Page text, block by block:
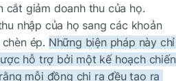
cắt giảm doanh thu của họ.
nhập của họ sang các khoản
ép. Những biện pháp này chỉ
hỗ trợ bởi một kế hoạch chiến
mỗi đồng chi ra đều tạo ra